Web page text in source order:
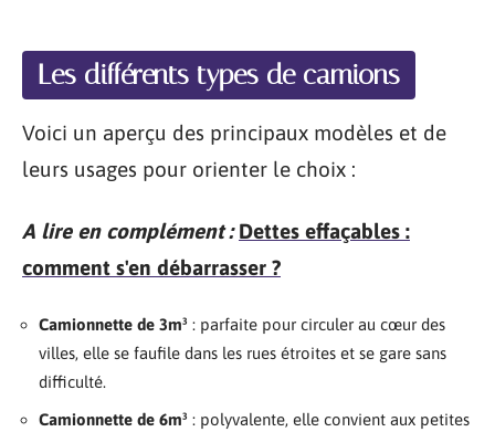
Les différents types de camions
Voici un aperçu des principaux modèles et de
leurs usages pour orienter le choix :
A lire en complément : Dettes effaçables :
comment s'en débarrasser ?
Camionnette de 3m³ : parfaite pour circuler au cœur des
villes, elle se faufile dans les rues étroites et se gare sans
difficulté.
Camionnette de 6m³ : polyvalente, elle convient aux petites